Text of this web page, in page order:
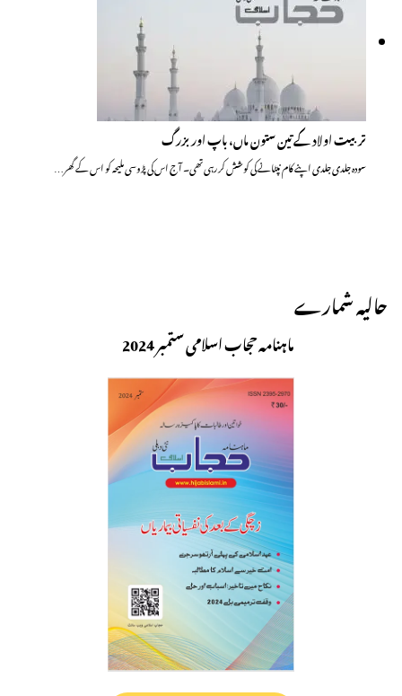
تربیت اولاد کے تین ستون ماں، باپ اور بزرگ
سودہ جلدی جلدی اپنے کام نپٹانے کی کوشش کر رہی تھی۔ آج اس کی پڑوسی ملیحہ کو اس کے گھر…
حالیہ شمارے
ماہنامہ حجاب اسلامی ستمبر 2024